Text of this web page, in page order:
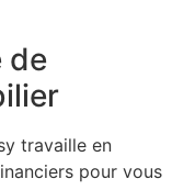
de
travaille en
pour vous